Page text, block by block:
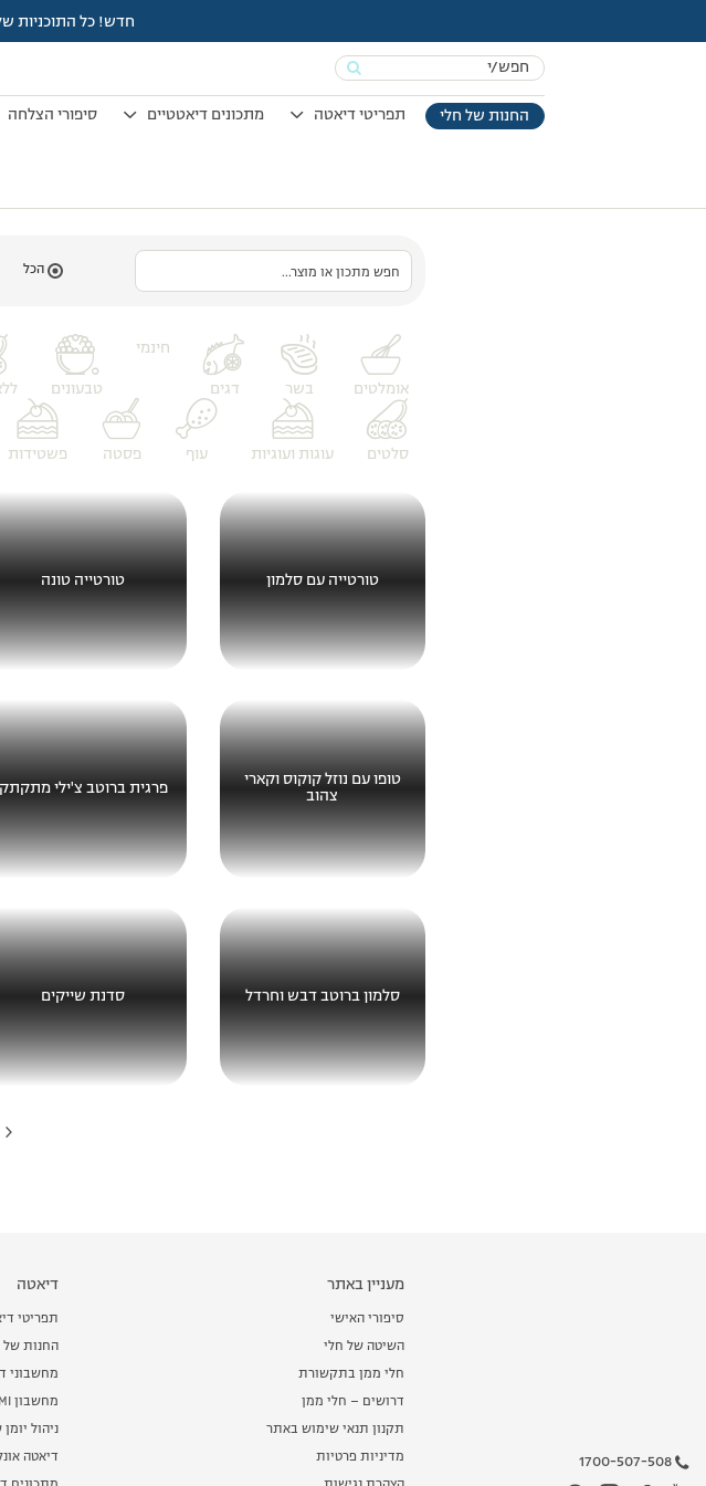
חדש! כל התוכניות
Search
for:החנות של חלי תפריטי דיאטה מתכונים דיאטטיים סיפורי הצלחה
חפש
מתכון
מוצר
הכל
אומלטים בשר דגים
חינמי
טבעונים
סלטים עוגות ועוגיות עוף פסטה פשטידות
טורטייה עם סלמון טורטייה טונה
טופו עם נוזל קוקוס וקארי
צהוב
פרגית ברוטב צ'ילי מתקתק
סלמון ברוטב דבש וחרדל סדנת שייקים
»
1700-507-508
מעניין באתר
סיפורי האישי
השיטה של חלי
חלי ממן בתקשורת
דרושים – חלי ממן
תקנון תנאי שימוש באתר
מדיניות פרטיות
דיאטה
תפריטי
החנות של
מחשבוני
מחשבון BMI
ניהול
דיאטה